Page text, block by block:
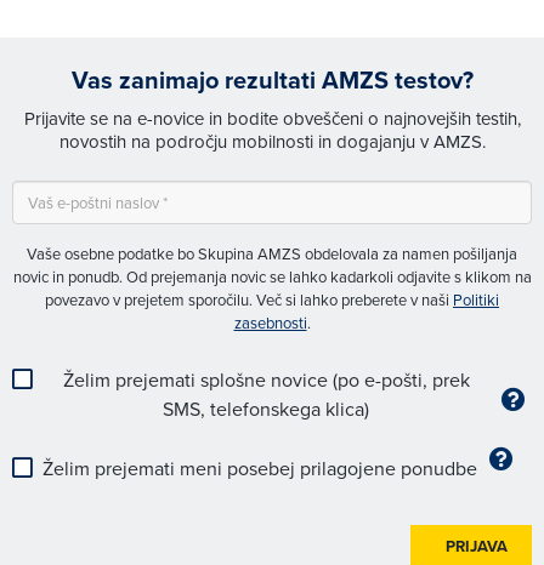
Vas zanimajo rezultati AMZS testov?
Prijavite se na e-novice in bodite obveščeni o najnovejših testih,
novostih na področju mobilnosti in dogajanju v AMZS.
Vaše osebne podatke bo Skupina AMZS obdelovala za namen pošiljanja
novic in ponudb. Od prejemanja novic se lahko kadarkoli odjavite s klikom na
povezavo v prejetem sporočilu. Več si lahko preberete v naši Politiki
zasebnosti.
Želim prejemati splošne novice (po e-pošti, prek
SMS, telefonskega klica)
Želim prejemati meni posebej prilagojene ponudbe
PRIJAVA